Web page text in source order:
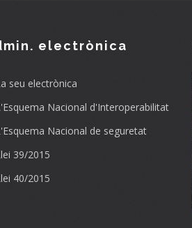
electrònica
seu electrònica
Nacional d'Interoperabilitat
Nacional de seguretat
39/2015
40/2015